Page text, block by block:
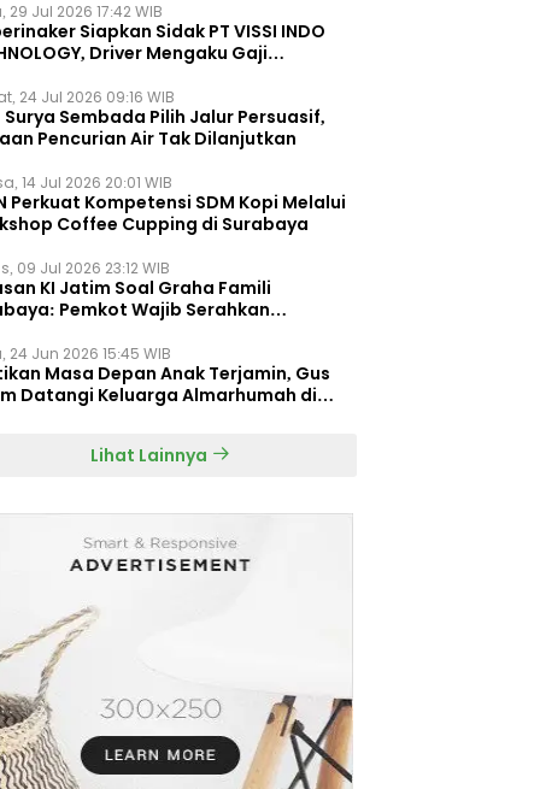
29 Jul 2026 17:42 WIB
Siapkan Sidak PT VISSI INDO
Driver Mengaku Gaji
24 Jul 2026 09:16 WIB
Surya Sembada Pilih Jalur Persuasif,
Pencurian Air Tak Dilanjutkan
14 Jul 2026 20:01 WIB
Perkuat Kompetensi SDM Kopi Melalui
Coffee Cupping di Surabaya
09 Jul 2026 23:12 WIB
KI Jatim Soal Graha Famili
Pemkot Wajib Serahkan
24 Jun 2026 15:45 WIB
Masa Depan Anak Terjamin, Gus
Datangi Keluarga Almarhumah di
Lihat Lainnya